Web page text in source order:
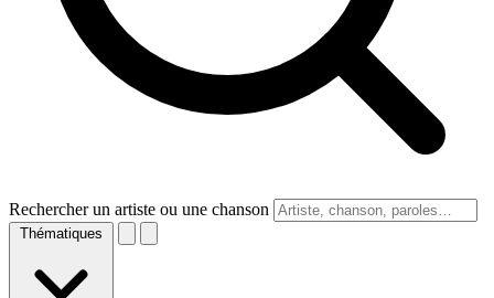
Rechercher un artiste ou une chanson
Thématiques